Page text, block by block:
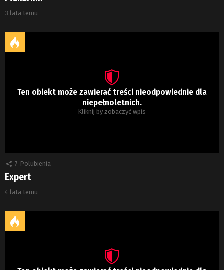
3 lata temu
Ten obiekt może zawierać treści nieodpowiednie dla
niepełnoletnich.
Kliknij by zobaczyć wpis
7 Polubienia
Expert
4 lata temu